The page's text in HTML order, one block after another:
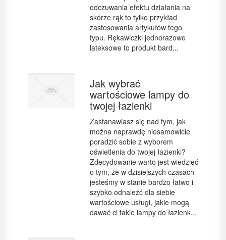
odczuwania efektu działania na
skórze rąk to tylko przykład
zastosowania artykułów tego
typu. Rękawiczki jednorazowe
lateksowe to produkt bard...
Jak wybrać
wartościowe lampy do
twojej łazienki
Zastanawiasz się nad tym, jak
można naprawdę niesamowicie
poradzić sobie z wyborem
oświetlenia do twojej łazienki?
Zdecydowanie warto jest wiedzieć
o tym, że w dzisiejszych czasach
jesteśmy w stanie bardzo łatwo i
szybko odnaleźć dla siebie
wartościowe usługi, jakie mogą
dawać ci takie lampy do łazienk...